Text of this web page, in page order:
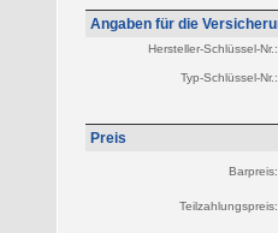
Angaben für die
Hersteller-Schlüssel-Nr.:
Typ-Schlüssel-Nr.:
Preis
Barpreis:
Teilzahlungspreis: